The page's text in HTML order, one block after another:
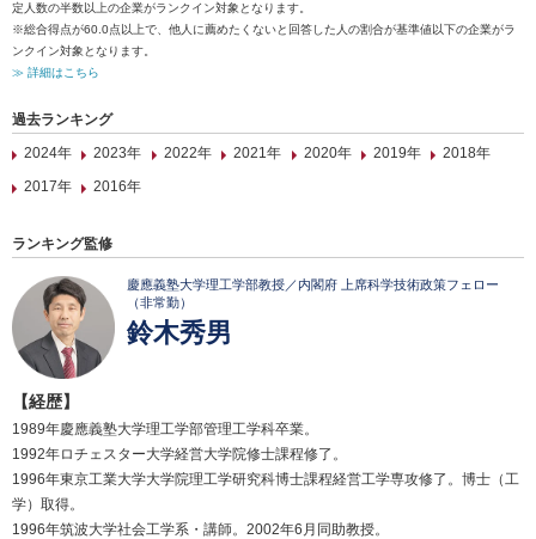
定人数の半数以上の企業がランクイン対象となります。
※総合得点が60.0点以上で、他人に薦めたくないと回答した人の割合が基準値以下の企業がラ
ンクイン対象となります。
≫ 詳細はこちら
過去ランキング
2024年
2023年 2022年 2021年 2020年 2019年
2018年
2017年
2016年
ランキング監修
慶應義塾大学理工学部教授／内閣府 上席科学技術政策フェロー
（非常勤）
鈴木秀男
【経歴】
1989年慶應義塾大学理工学部管理工学科卒業。
1992年ロチェスター大学経営大学院修士課程修了。
1996年東京工業大学大学院理工学研究科博士課程経営工学専攻修了。博士（工
学）取得。
1996年筑波大学社会工学系・講師。2002年6月同助教授。